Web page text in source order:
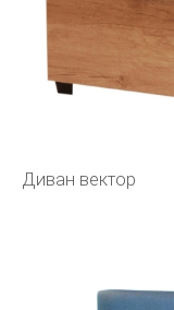
Диван вектор